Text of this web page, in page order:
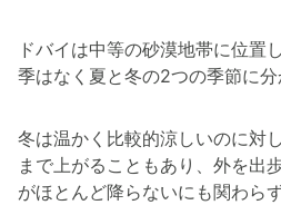
ドバイは中等の砂漠地帯に位置
季はなく夏と冬の2つの季節に分
冬は温かく比較的涼しいのに対
まで上がることもあり、外を出
がほとんど降らないにも関わら